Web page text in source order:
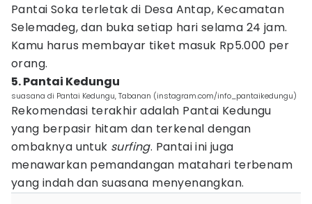
Pantai Soka terletak di Desa Antap, Kecamatan
Selemadeg, dan buka setiap hari selama 24 jam.
Kamu harus membayar tiket masuk Rp5.000 per
orang.
5. Pantai Kedungu
suasana di Pantai Kedungu, Tabanan (instagram.com/info_pantaikedungu)
Rekomendasi terakhir adalah Pantai Kedungu
yang berpasir hitam dan terkenal dengan
ombaknya untuk surfing. Pantai ini juga
menawarkan pemandangan matahari terbenam
yang indah dan suasana menyenangkan.